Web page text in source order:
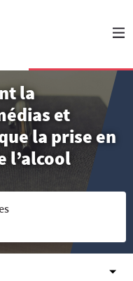
la
et
la prise en
l’alcool